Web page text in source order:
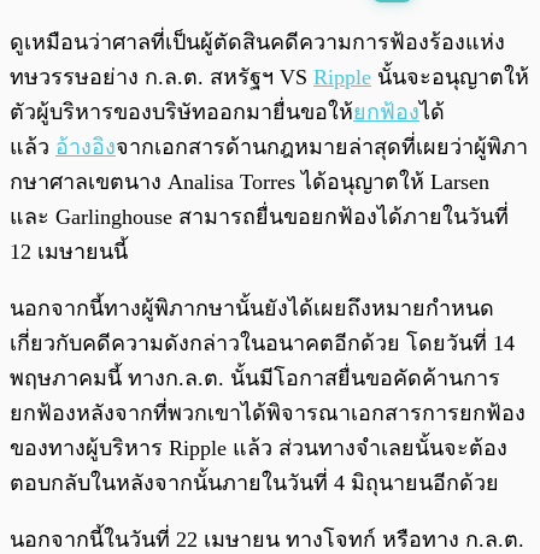
พร้อมเล่น 0:00/
ดูเหมือนว่าศาลที่เป็นผู้ตัดสินคดีความการฟ้องร้องแห่ง
ทษวรรษอย่าง ก.ล.ต. สหรัฐฯ VS Ripple นั้นจะอนุญาตให้
ตัวผู้บริหารของบริษัทออกมายื่นขอให้ยกฟ้องได้
แล้ว อ้างอิงจากเอกสารด้านกฎหมายล่าสุดที่เผยว่าผู้พิภา
กษาศาลเขตนาง Analisa Torres ได้อนุญาตให้ Larsen
และ Garlinghouse สามารถยื่นขอยกฟ้องได้ภายในวันที่
12 เมษายนนี้
นอกจากนี้ทางผู้พิภากษานั้นยังได้เผยถึงหมายกำหนด
เกี่ยวกับคดีความดังกล่าวในอนาคตอีกด้วย โดยวันที่ 14
พฤษภาคมนี้ ทางก.ล.ต. นั้นมีโอกาสยื่นขอคัดค้านการ
ยกฟ้องหลังจากที่พวกเขาได้พิจารณาเอกสารการยกฟ้อง
ของทางผู้บริหาร Ripple แล้ว ส่วนทางจำเลยนั้นจะต้อง
ตอบกลับในหลังจากนั้นภายในวันที่ 4 มิถุนายนอีกด้วย
นอกจากนี้ในวันที่ 22 เมษายน ทางโจทก์ หรือทาง ก.ล.ต.